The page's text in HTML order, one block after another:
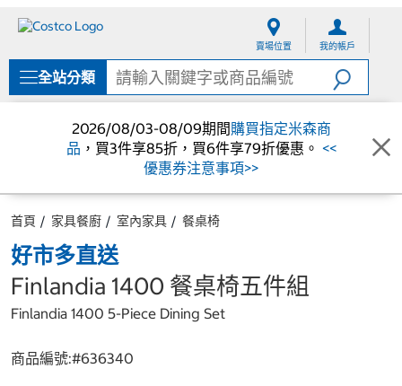
單
賣場位置 我的帳戶
全站分類
2026/08/03-08/09期間購買指定米森商
品 ，買3件享85折，買6件享79折優惠。 <<
優惠券注意事項>>
首頁 家具餐廚 室內家具 餐桌椅
好市多直送
Finlandia 1400 餐桌椅五件組
Finlandia 1400 5-Piece Dining Set
商品編號:#636340